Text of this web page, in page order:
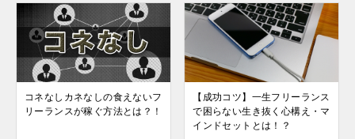
コネなしカネなしの食えないフ
リーランスが稼ぐ方法とは？！
【成功コツ】一生フリーランス
で困らない生き抜く心構え・マ
インドセットとは！？